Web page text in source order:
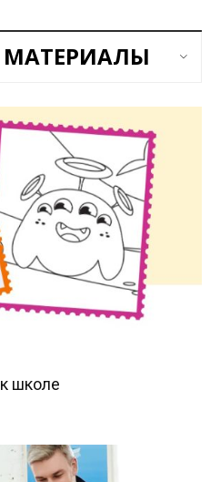
школе